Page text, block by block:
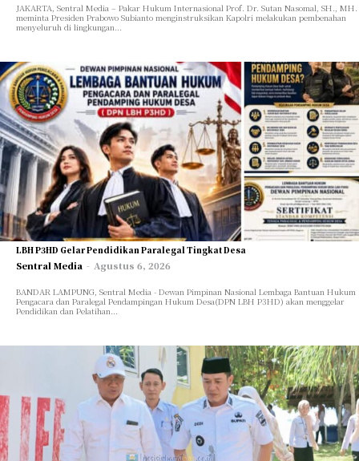
JAKARTA, Sentral Media – Pakar Hukum Internasional Prof. Dr. Sutan Nasomal, SH., MH.
meminta Presiden Prabowo Subianto menginstruksikan Kapolri melakukan pembenahan
menyeluruh di lingkungan...
LBH P3HD Gelar Pendidikan Paralegal Tingkat Desa
Sentral Media - Agustus 6, 2026
BANDAR LAMPUNG, Sentral Media - Dewan Pimpinan Nasional Lembaga Bantuan Hukum
Pengacara dan Paralegal Pendampingan Hukum Desa(DPN LBH P3HD) akan menggelar
Pendidikan dan Pelatihan...